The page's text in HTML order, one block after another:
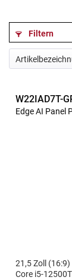
Filtern
W22IAD7T-
Edge AI Panel
21,5 Zoll (16:9)
Core i5-